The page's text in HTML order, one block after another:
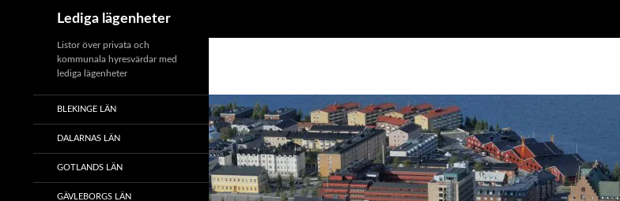
Lediga lägenheter
Listor över privata och
kommunala hyresvärdar med
lediga lägenheter
BLEKINGE LÄN
DALARNAS LÄN
GOTLANDS LÄN
GÄVLEBORGS LÄN